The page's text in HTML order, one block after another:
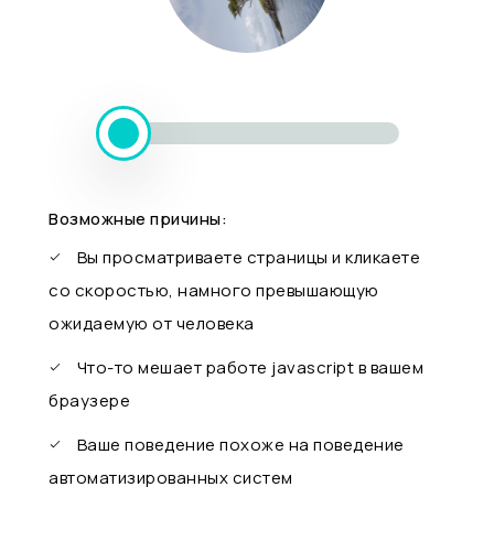
Возможные причины:
Вы просматриваете страницы и кликаете
со скоростью, намного превышающую
ожидаемую от человека
Что-то мешает работе javascript в вашем
браузере
Ваше поведение похоже на поведение
автоматизированных систем